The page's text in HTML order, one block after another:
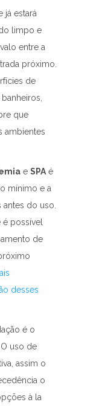
já estará
limpo e
entre a
próximo.
de
que
ambientes
e SPA é
mínimo e a
do uso.
possível
de
desses
é o
uso de
assim o
o
à la